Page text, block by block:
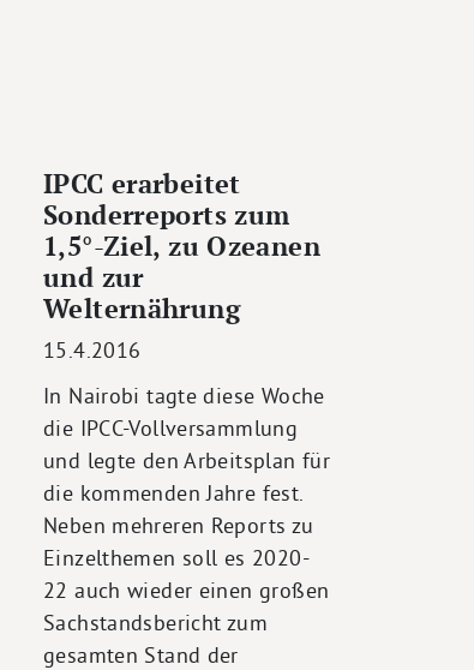
IPCC erarbeitet
Sonderreports zum
1,5°-Ziel, zu Ozeanen
und zur
Welternährung
15.4.2016
In Nairobi tagte diese Woche
die IPCC-Vollversammlung
und legte den Arbeitsplan für
die kommenden Jahre fest.
Neben mehreren Reports zu
Einzelthemen soll es 2020-
22 auch wieder einen großen
Sachstandsbericht zum
gesamten Stand der